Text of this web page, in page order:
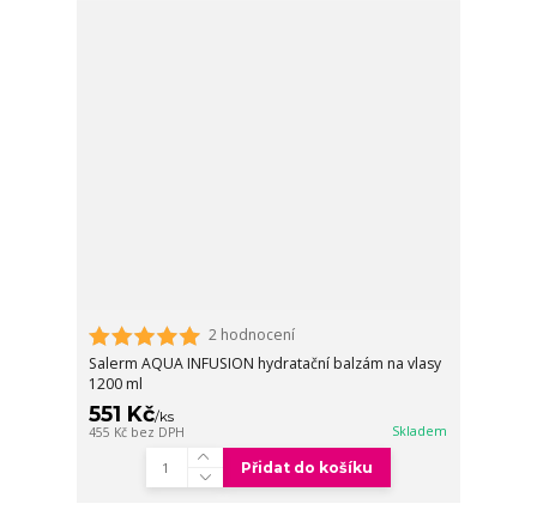
2 hodnocení
Salerm AQUA INFUSION hydratační balzám na vlasy
1200 ml
551 Kč/ks
455 Kč bez DPH Skladem
Přidat do košíku